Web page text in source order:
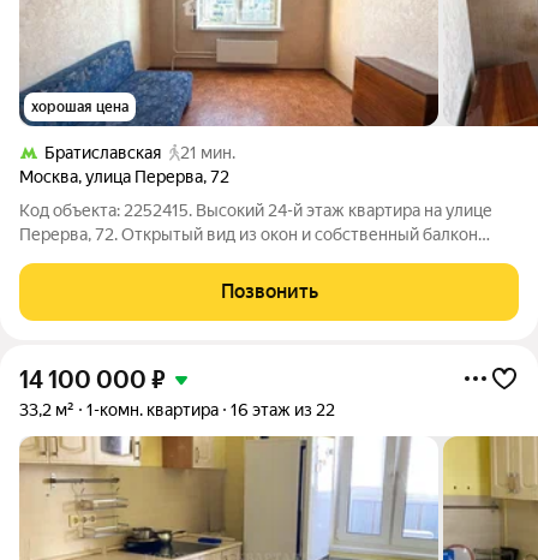
хорошая цена
Братиславская
21 мин.
Москва,улица Перерва,72
Код объекта: 2252415. Высокий 24-й этаж квартира на улице
Перерва, 72. Открытый вид из окон и собственный балкон
городскую локацию. 45,2 м продуманной площади:
изолированная комната 17,4 м,
Позвонить
14 100 000 ₽
33,2 м² 1-комн. квартира 16 этаж из 22